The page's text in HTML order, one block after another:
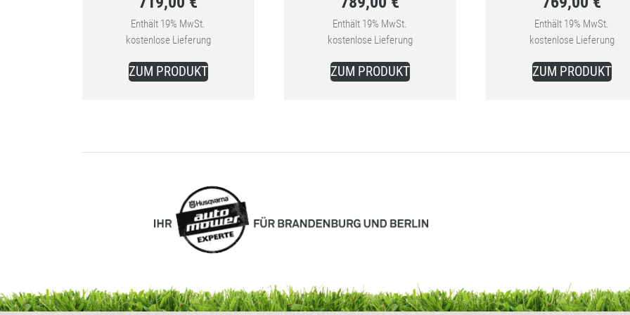
war:
949,00 €
Aktueller
Preis
ist:
Enthält 19% MwSt.
kostenlose Lieferung
ZUM PRODUKT
war:
969,00 €
Aktueller
Preis
ist:
Enthält 19% MwSt.
kostenlose Lieferung
ZUM PRODUKT
war:
Aktueller
Preis
ist:
Enthält 19% MwSt.
kostenlose Lieferung
ZUM PRODUKT